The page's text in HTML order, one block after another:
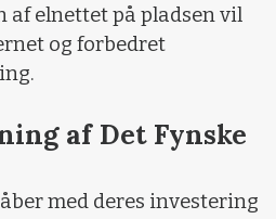
af elnettet på pladsen vil
og forbedret
af Det Fynske
med deres investering